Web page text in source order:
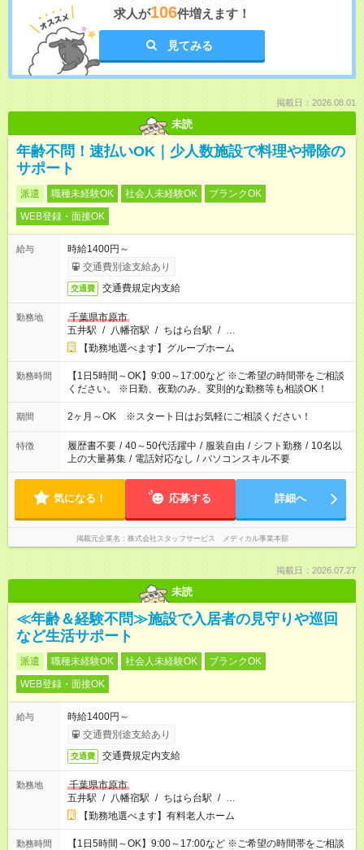
求人が106件増えます！
見てみる
掲載日：2026.08.01
未読
年齢不問！速払いOK｜少人数施設で料理や掃除の
サポート
派遣 職種未経験OK 社会人未経験OK
ブランクOK
WEB登録・面接OK
給与
時給1400円～
交通費別途支給あり
交通費 交通費規定内支給
勤務地
千葉県市原市
五井駅 / 八幡宿駅 / ちはら台駅 / …
【勤務地選べます】グループホーム
勤務時間
【1日5時間～OK】9:00～17:00など ※ご希望の時間帯をご相談
ください。 ※日勤、夜勤のみ、変則的な勤務等も相談OK！
期間 2ヶ月～OK ※スタート日はお気軽にご相談ください！
特徴 履歴書不要 / 40～50代活躍中 / 服装自由 / シフト勤務 / 10名以
上の大量募集 / 電話対応なし / パソコンスキル不要
気になる！ 応募する 詳細へ
掲載元企業名 株式会社スタッフサービス メディカル事業本部
掲載日：2026.07.27
未読
≪年齢＆経験不問≫施設で入居者の見守りや巡回
など生活サポート
派遣 職種未経験OK 社会人未経験OK
ブランクOK
WEB登録・面接OK
給与
時給1400円～
交通費別途支給あり
交通費 交通費規定内支給
勤務地
千葉県市原市
五井駅 / 八幡宿駅 / ちはら台駅 / …
【勤務地選べます】有料老人ホーム
勤務時間
【1日5時間～OK】9:00～17:00など ※ご希望の時間帯をご相談